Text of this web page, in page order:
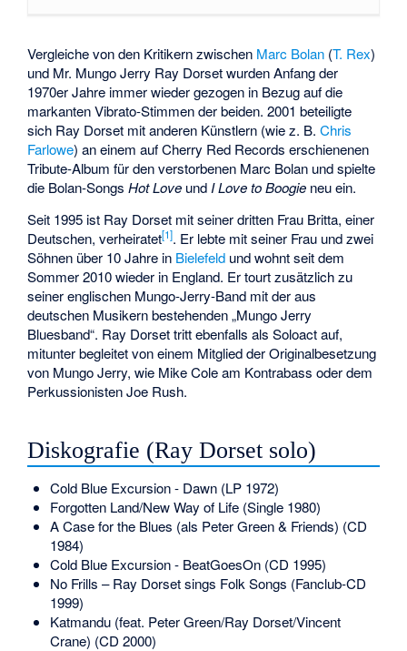
Vergleiche von den Kritikern zwischen Marc Bolan (T. Rex)
und Mr. Mungo Jerry Ray Dorset wurden Anfang der
1970er Jahre immer wieder gezogen in Bezug auf die
markanten Vibrato-Stimmen der beiden. 2001 beteiligte
sich Ray Dorset mit anderen Künstlern (wie z. B.Chris
Farlowe) an einem auf Cherry Red Records erschienenen
Tribute-Album für den verstorbenen Marc Bolan und spielte
die Bolan-SongsHot Love und I Love to Boogie neu ein.
Seit 1995 ist Ray Dorset mit seiner dritten Frau Britta, einer
Deutschen, verheiratet[1]. Er lebte mit seiner Frau und zwei
Söhnen über 10 Jahre in Bielefeld und wohnt seit dem
Sommer 2010 wieder in England. Er tourt zusätzlich zu
seiner englischen Mungo-Jerry-Band mit der aus
deutschen Musikern bestehenden „Mungo Jerry
Bluesband“. Ray Dorset tritt ebenfalls als Soloact auf,
mitunter begleitet von einem Mitglied der Originalbesetzung
von Mungo Jerry, wie Mike Cole am Kontrabass oder dem
Perkussionisten Joe Rush.
Diskografie (Ray Dorset solo)
Cold Blue Excursion - Dawn (LP 1972)
Forgotten Land/New Way of Life (Single 1980)
A Case for the Blues (als Peter Green & Friends) (CD
1984)
Cold Blue Excursion - BeatGoesOn (CD 1995)
No Frills – Ray Dorset sings Folk Songs (Fanclub-CD
1999)
Katmandu (feat. Peter Green/Ray Dorset/Vincent
Crane) (CD 2000)